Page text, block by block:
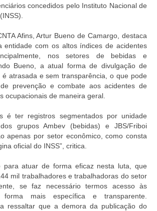
concedidos pelo Instituto Nacional de
Afins, Artur Bueno de Camargo, destaca
entidade com os altos índices de acidentes
nos setores de bebidas e
Bueno, a atual forma de divulgação de
é atrasada e sem transparência, o que pode
prevenção e combate aos acidentes de
ocupacionais de maneira geral.
é ter registros segmentados por unidade
grupos Ambev (bebidas) e JBS/Friboi
apenas por setor econômico, como consta
oficial do INSS”, critica.
para atuar de forma eficaz nesta luta, que
mil trabalhadores e trabalhadoras do setor
se faz necessário termos acesso às
forma mais específica e transparente.
ressaltar que a demora da publicação do